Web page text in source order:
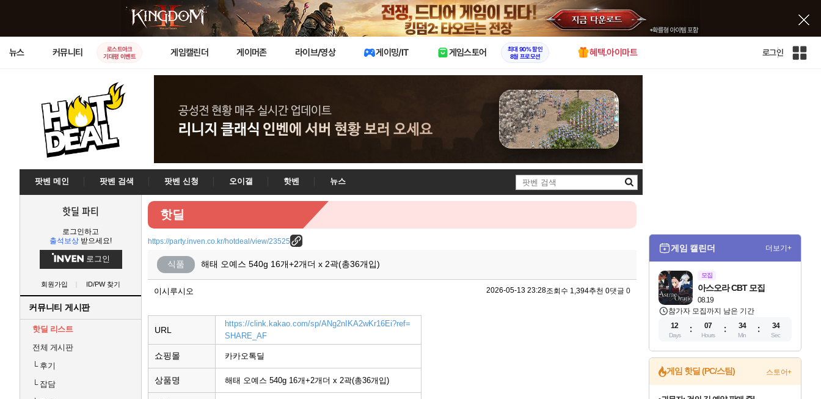
X
뉴스 커뮤니티
로스트아크
기대평 이벤트
게임캘린더 게이머존 라이브/영상 게이밍/IT 게임스토어
최대 90% 할인
8월 프로모션
혜택.아이마트 로그인
인
팟벤 메인 팟벤 검색 팟벤 신청 오이갤 핫벤
뉴스
검
색
핫딜 파티
로그인하고
출석보상 받으세요!
로그인
회원가입 ID/PW 찾기
커뮤니티 게시판
핫딜 리스트
전체 게시판
└후기
└잡담
핫딜
https://party.inven.co.kr/hotdeal/view/23525
식품 해태 오예스 540g 16개+2개더 x 2곽(총36개입)
이시루시오 2026-05-13 23:28조회수 1,394추천 0댓글 0
URL
https://clink.kakao.com/sp/ANg2nIKA2wKr16Ei?ref=
SHARE_AF
쇼핑몰 카카오톡딜
상품명 해태 오예스 540g 16개+2개더 x 2곽(총36개입)
게임 캘린더 더보기+
모집
08.19
아스오라 CBT 모집
참가자 모집까지 남은 기간
12
Days
07
Hours
34
Min
33
Sec
게임 핫딜 (PC/스팀) 스토어+